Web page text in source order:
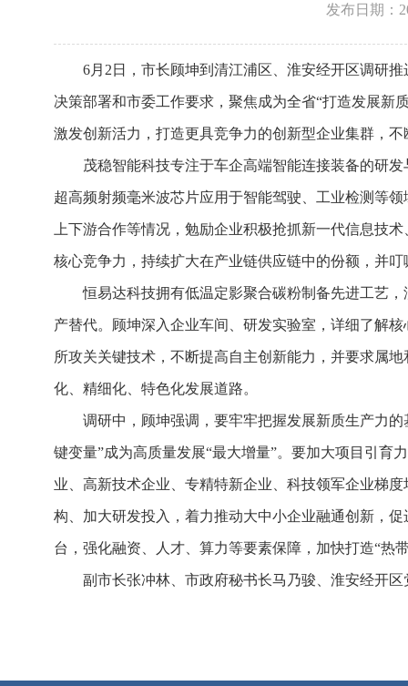
发布日期：
6月2日，市长顾坤到清江浦区、淮安经开区调研
决策部署和市委工作要求，聚焦成为全省“打造发展新
激发创新活力，打造更具竞争力的创新型企业集群，
茂稳智能科技专注于车企高端智能连接装备的研
超高频射频毫米波芯片应用于智能驾驶、工业检测等
上下游合作等情况，勉励企业积极抢抓新一代信息技
核心竞争力，持续扩大在产业链供应链中的份额，并
恒易达科技拥有低温定影聚合碳粉制备先进工艺
产替代。顾坤深入企业车间、研发实验室，详细了解
所攻关关键技术，不断提高自主创新能力，并要求属
化、精细化、特色化发展道路。
调研中，顾坤强调，要牢牢把握发展新质生产力
键变量”成为高质量发展“最大增量”。要加大项目引育
业、高新技术企业、专精特新企业、科技领军企业梯
构、加大研发投入，着力推动大中小企业融通创新，
台，强化融资、人才、算力等要素保障，加快打造“热
副市长张冲林、市政府秘书长马乃骏、淮安经开